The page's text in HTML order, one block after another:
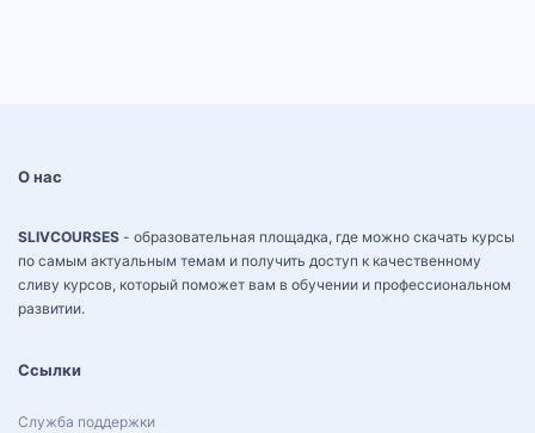
О нас
SLIVCOURSES - образовательная площадка, где можно скачать курсы
по самым актуальным темам и получить доступ к качественному
сливу курсов, который поможет вам в обучении и профессиональном
развитии.
Ссылки
Служба поддержки